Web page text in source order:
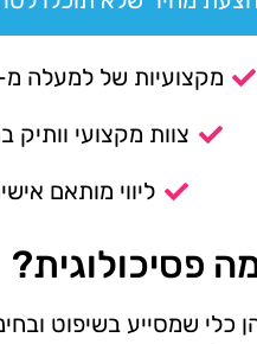
מקצועיות של למעלה מ- 14
צוות מקצועי וותיק
ליווי מותאם
פסיכולוגית?
כלי שמסייע בשיפוט